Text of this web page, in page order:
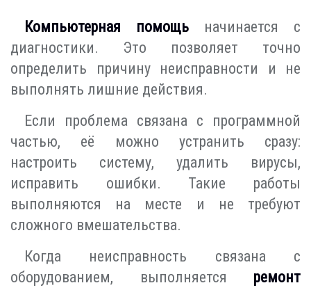
Компьютерная помощь начинается с
диагностики. Это позволяет точно
определить причину неисправности и не
выполнять лишние действия.
Если проблема связана с программной
частью, её можно устранить сразу:
настроить систему, удалить вирусы,
исправить ошибки. Такие работы
выполняются на месте и не требуют
сложного вмешательства.
Когда неисправность связана с
оборудованием, выполняется ремонт